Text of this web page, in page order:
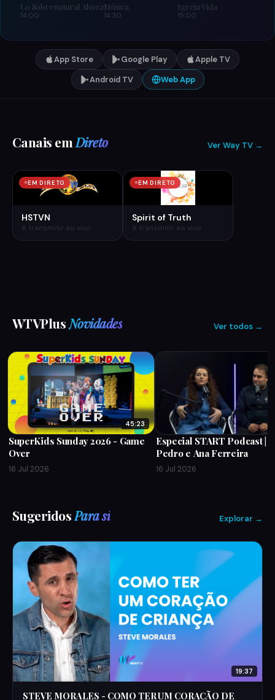
Lo Sobrenatural Ahora
14:00
Música
14:30
Igreja Vida
15:00
App Store Google Play
Apple TV
Android TV
Web App
Canais emDireto Ver Way TV →
EM DIRETO
HSTVN
A transmitir ao vivo
EM DIRETO
Spirit of Truth
A transmitir ao vivo
WTVPlusNovidades Ver todos →
45:23
SuperKids Sunday 2026 - Game
Over
16 Jul 2026
Especial START Podcast |
Pedro e Ana Ferreira
16 Jul 2026
SugeridosPara si Explorar →
19:37
STEVE MORALES - COMO TER UM CORAÇÃO DE